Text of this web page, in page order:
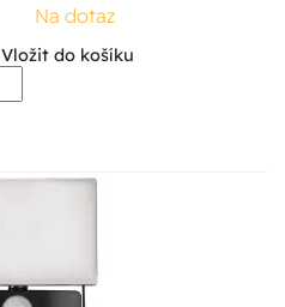
Na dotaz
Vložit do košíku